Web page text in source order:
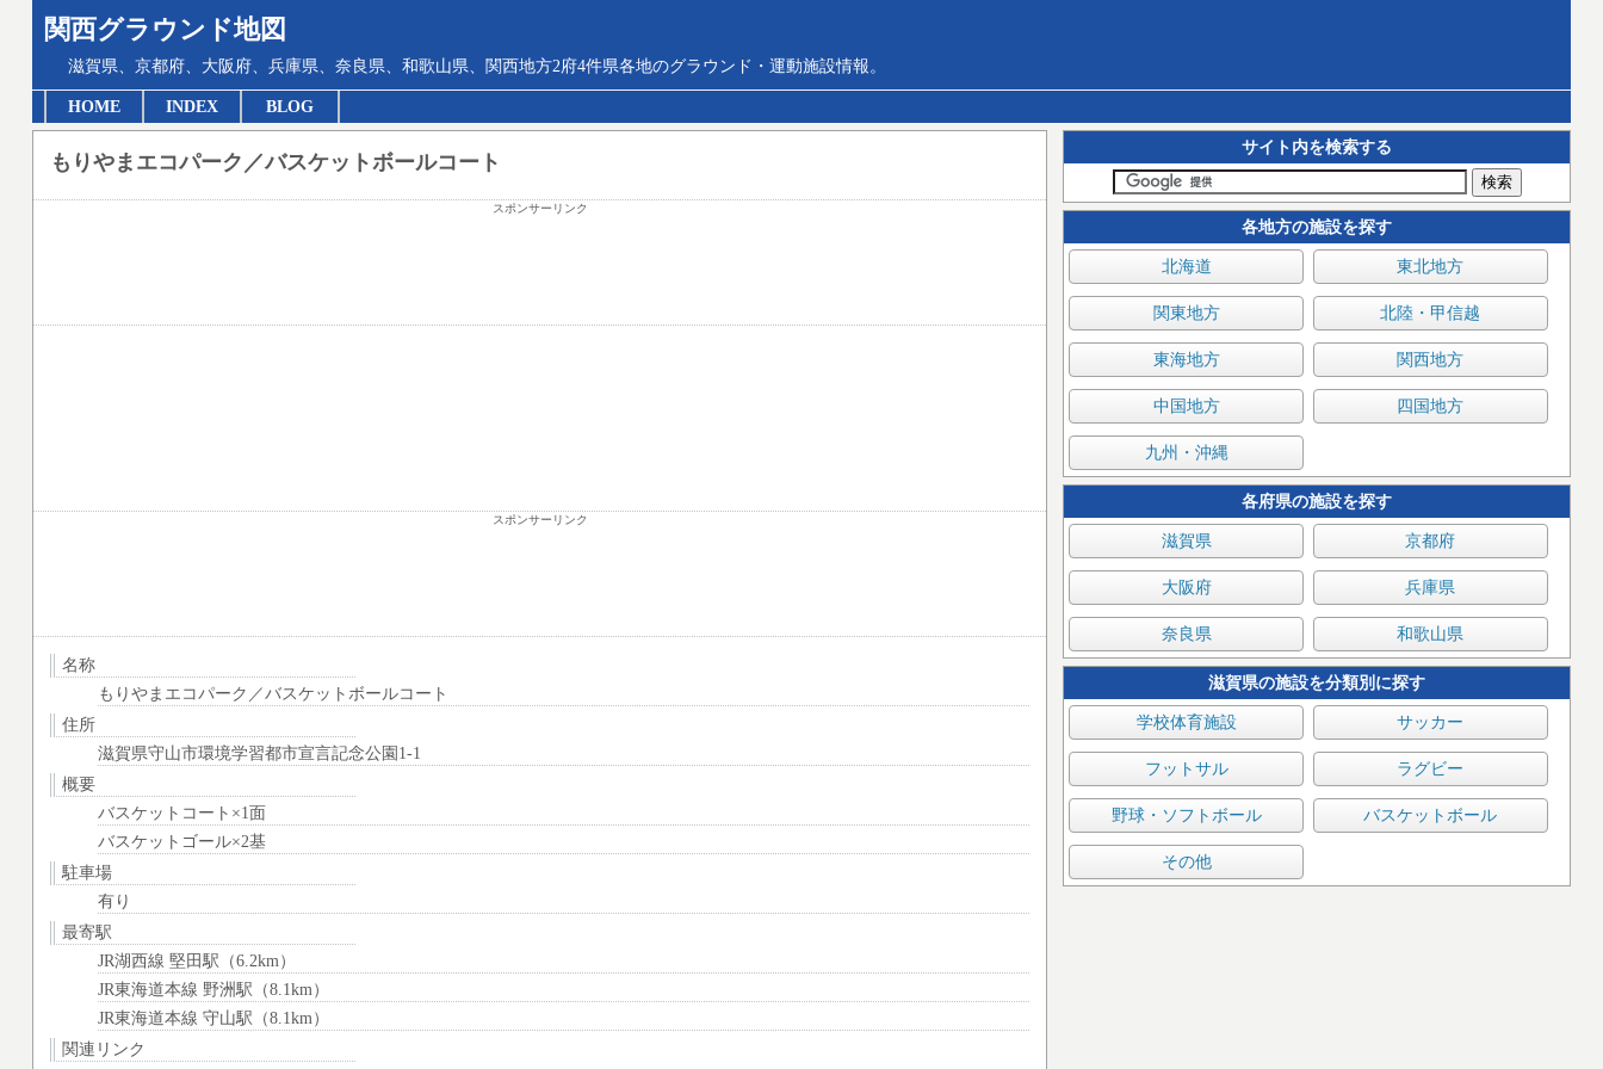
関西グラウンド地図
滋賀県、京都府、大阪府、兵庫県、奈良県、和歌山県、関西地方2府4件県各地のグラウンド・運動施設情報。
HOME INDEX BLOG
サイト内を検索する
各地方の施設を探す
北海道 東北地方
関東地方 北陸・甲信越
東海地方 関西地方
中国地方 四国地方
九州・沖縄
各府県の施設を探す
滋賀県 京都府
大阪府 兵庫県
奈良県 和歌山県
滋賀県の施設を分類別に探す
学校体育施設 サッカー
フットサル ラグビー
野球・ソフトボール バスケットボール
その他
もりやまエコパーク／バスケットボールコート
スポンサーリンク
スポンサーリンク
名称
もりやまエコパーク／バスケットボールコート
住所
滋賀県守山市環境学習都市宣言記念公園1-1
概要
バスケットコート×1面
バスケットゴール×2基
駐車場
有り
最寄駅
JR湖西線 堅田駅（6.2km）
JR東海道本線 野洲駅（8.1km）
JR東海道本線 守山駅（8.1km）
関連リンク